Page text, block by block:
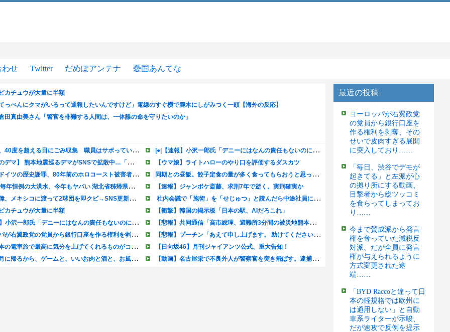
わせ Twitter だめぽアンテナ 憂国あんてな
最近の投稿
ヨーロッパが右翼政党
の党員から銀行口座を
作る権利を剥奪、その
せいで皮肉すぎる展開
に突入しており……
「毎日、渋谷でデモが
起きてる」と左派が心
の拠り所にする動画、
目撃者から総ツッコミ
を食らってしまってお
り……
今まで賛成派から発言
権を奪っていた減税反
対派、だが全員に発言
権が与えられるように
方式変更された途
端……
「BYD Raccoと違って日
本の軽規格では欧州に
は通用しない」と自動
車系ライターが示唆、
だが速攻で反例を提示